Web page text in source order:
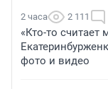
2 часа 2 111
«Кто-то
фото и видео